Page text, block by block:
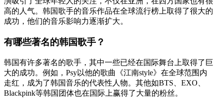
高的人气。韩国歌手的音乐作品在全球流行榜上取得了很大的
成功，他们的音乐影响力逐渐扩大。
有哪些著名的韩国歌手？
韩国有许多著名的歌手，其中一些已经在国际舞台上取得了巨
大的成功。例如，Psy以他的歌曲《江南style》在全球范围内
走红，成为了韩国音乐的代表性人物。其他如BTS、EXO、
Blackpink等韩国团体也在国际上赢得了大量的粉丝。